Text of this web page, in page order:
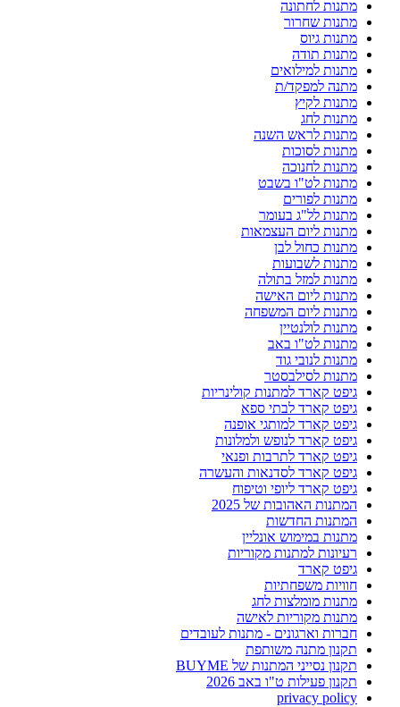
מתנות לחתונה
מתנות שחרור
מתנות גיוס
מתנות תודה
מתנות למילואים
מתנה למפקד/ת
מתנות לקיץ
מתנות לחג
מתנות לראש השנה
מתנות לסוכות
מתנות לחנוכה
מתנות לט"ו בשבט
מתנות לפורים
מתנות לל"ג בעומר
מתנות ליום העצמאות
מתנות כחול לבן
מתנות לשבועות
מתנות למזל בתולה
מתנות ליום האישה
מתנות ליום המשפחה
מתנות לולנטיין
מתנות לט"ו באב
מתנות לנובי גוד
מתנות לסילבסטר
גיפט קארד למתנות קולינריות
גיפט קארד לבתי ספא
גיפט קארד למותגי אופנה
גיפט קארד לנופש ולמלונות
גיפט קארד לתרבות ופנאי
גיפט קארד לסדנאות והעשרה
גיפט קארד ליופי וטיפוח
המתנות האהובות של 2025
המתנות החדשות
מתנות במימוש אונליין
רעיונות למתנות מקוריות
גיפט קארד
חוויות משפחתיות
מתנות מומלצות לחג
מתנות מקוריות לאישה
חברות וארגונים - מתנות לעובדים
תקנון מתנה משותפת
תקנון נסייני המתנות של BUYME
תקנון פעילות ט"ו באב 2026
privacy policy